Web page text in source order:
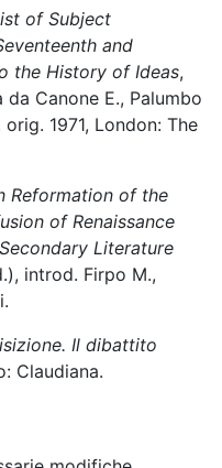
of Subject
and
the History of Ideas,
Canone E., Palumbo
1971, London: The
Reformation of the
of Renaissance
Literature
introd. Firpo M.,
Il dibattito
Claudiana.